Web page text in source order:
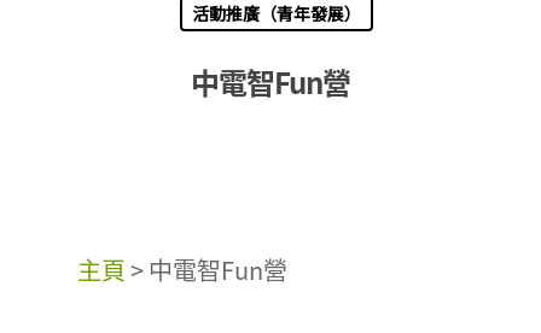
活動推廣（青年發展）
中電智Fun營
主頁> 中電智Fun營